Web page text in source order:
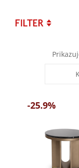
-25.9%